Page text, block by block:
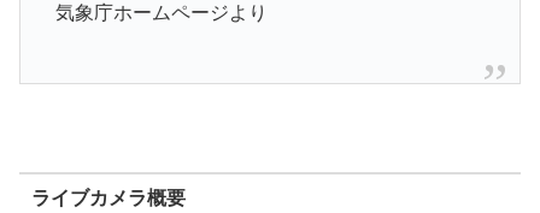
気象庁ホームページより
ライブカメラ概要